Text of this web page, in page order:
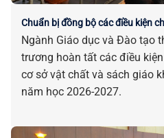
Chuẩn bị đồng bộ các điều kiện
Ngành Giáo dục và Đào tạo
trương hoàn tất các điều
cơ sở vật chất và sách giáo
năm học 2026-2027.